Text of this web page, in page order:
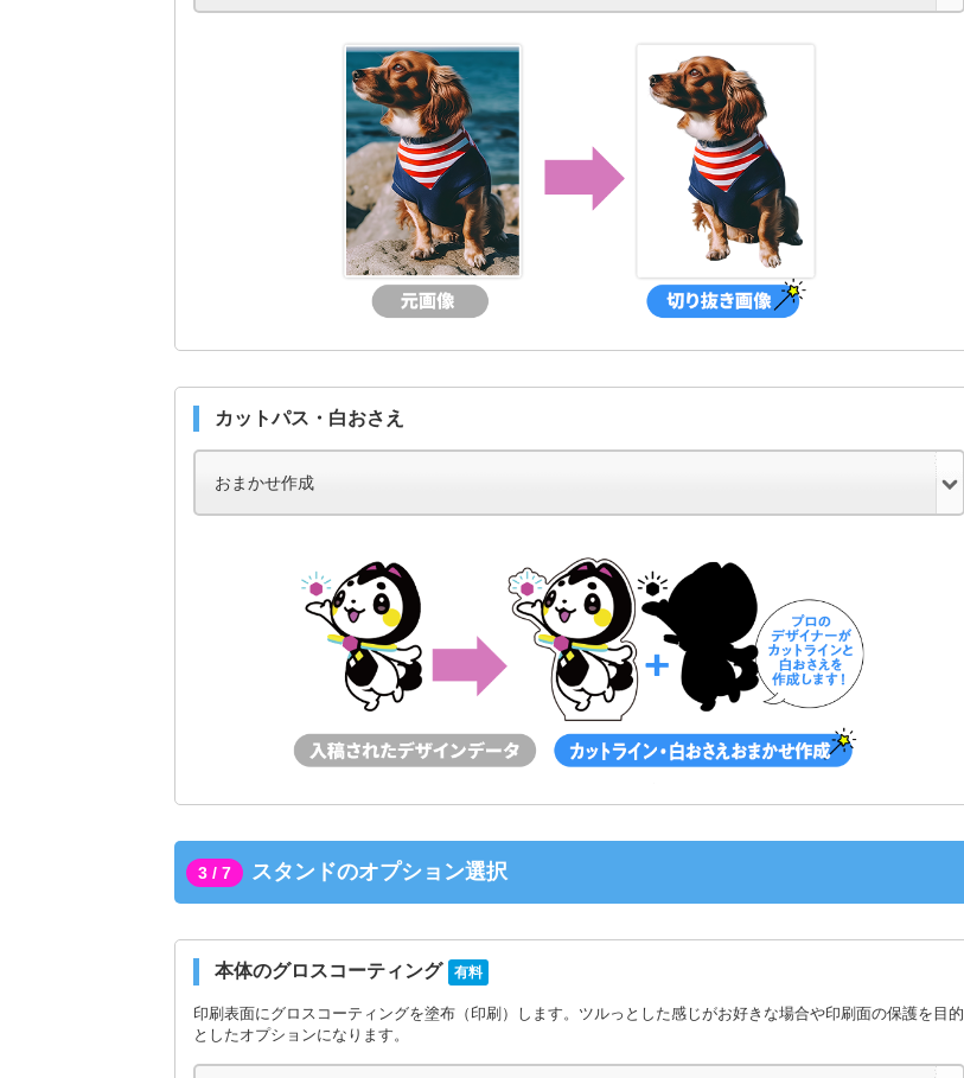
カットパス・白おさえ
3 / 7 スタンドのオプション選択
本体のグロスコーティング 有料
印刷表面にグロスコーティングを塗布（印刷）します。ツルっとした感じがお好きな場合や印刷面の保護を目的
としたオプションになります。